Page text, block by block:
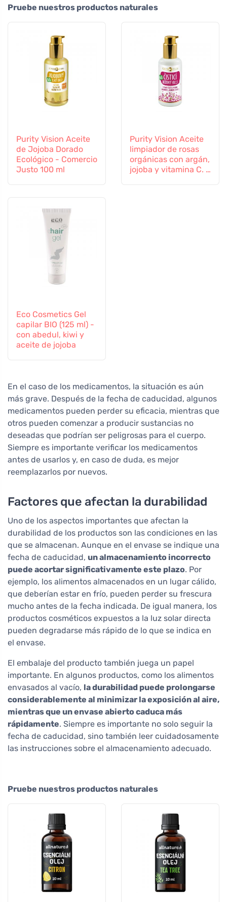
Pruebe nuestros productos naturales
Purity Vision Aceite
de Jojoba Dorado
Ecológico - Comercio
Justo 100 ml
Purity Vision Aceite
limpiador de rosas
orgánicas con argán,
jojoba y vitamina C. E
Eco Cosmetics Gel
capilar BIO (125 ml) -
con abedul, kiwi y
aceite de jojoba
En el caso de los medicamentos, la situación es aún
más grave. Después de la fecha de caducidad, algunos
medicamentos pueden perder su eficacia, mientras que
otros pueden comenzar a producir sustancias no
deseadas que podrían ser peligrosas para el cuerpo.
Siempre es importante verificar los medicamentos
antes de usarlos y, en caso de duda, es mejor
reemplazarlos por nuevos.
Factores que afectan la durabilidad
Uno de los aspectos importantes que afectan la
durabilidad de los productos son las condiciones en las
que se almacenan. Aunque en el envase se indique una
fecha de caducidad, un almacenamiento incorrecto
puede acortar significativamente este plazo. Por
ejemplo, los alimentos almacenados en un lugar cálido,
que deberían estar en frío, pueden perder su frescura
mucho antes de la fecha indicada. De igual manera, los
productos cosméticos expuestos a la luz solar directa
pueden degradarse más rápido de lo que se indica en
el envase.
El embalaje del producto también juega un papel
importante. En algunos productos, como los alimentos
envasados al vacío, la durabilidad puede prolongarse
considerablemente al minimizar la exposición al aire,
mientras que un envase abierto caduca más
rápidamente. Siempre es importante no solo seguir la
fecha de caducidad, sino también leer cuidadosamente
las instrucciones sobre el almacenamiento adecuado.
Pruebe nuestros productos naturales